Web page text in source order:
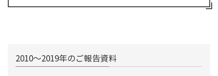
2010～2019年のご報告資料